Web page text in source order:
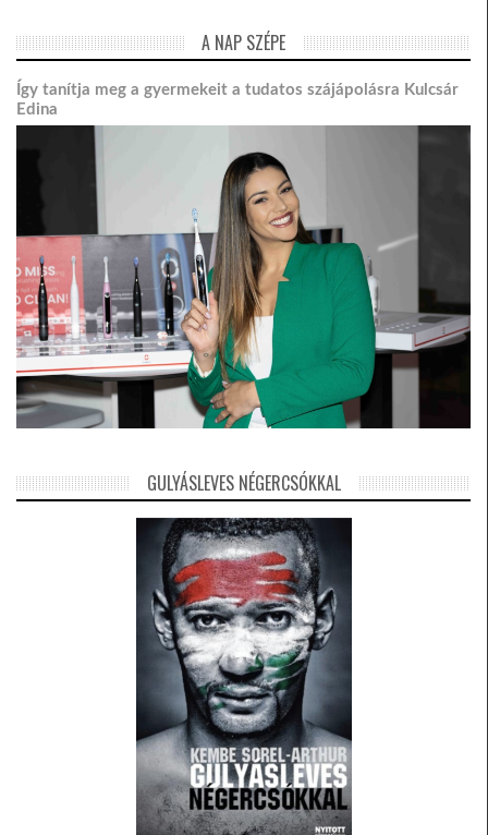
A NAP SZÉPE
Így tanítja meg a gyermekeit a tudatos szájápolásra Kulcsár
Edina
GULYÁSLEVES NÉGERCSÓKKAL